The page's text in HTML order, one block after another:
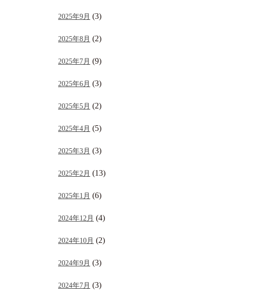
2025年9月 (3)
2025年8月 (2)
2025年7月 (9)
2025年6月 (3)
2025年5月 (2)
2025年4月 (5)
2025年3月 (3)
2025年2月 (13)
2025年1月 (6)
2024年12月 (4)
2024年10月 (2)
2024年9月 (3)
2024年7月 (3)